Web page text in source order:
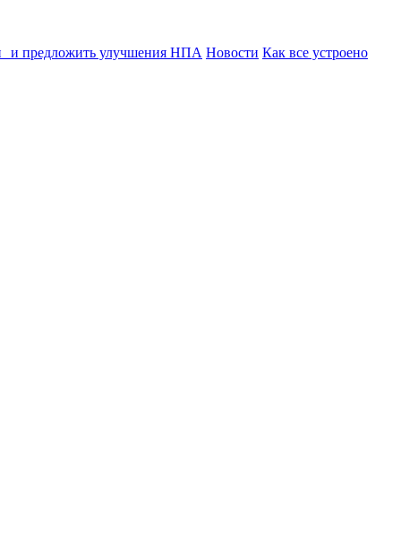
и предложить улучшения НПА Новости Как все устроено